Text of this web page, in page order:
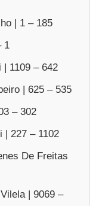
| 1 – 185
1
1109 – 642
| 625 – 535
– 302
| 227 – 1102
De Freitas
| 9069 –